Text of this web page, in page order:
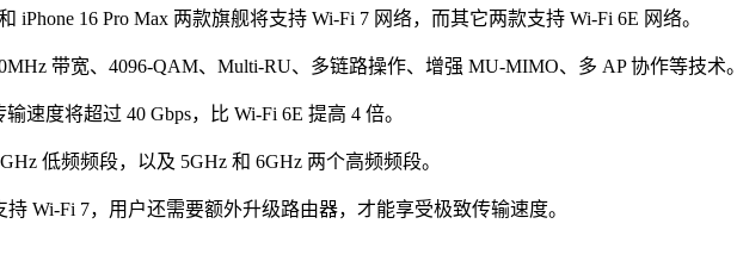
iPhone 16 Pro Max 两款旗舰将支持 Wi-Fi 7 网络，而其它两款支持 Wi-Fi 6E 网络。
带宽、4096-QAM、Multi-RU、多链路操作、增强 MU-MIMO、多 AP 协作等技术。
速度将超过 40 Gbps，比 Wi-Fi 6E 提高 4 倍。
低频频段，以及 5GHz 和 6GHz 两个高频频段。
持 Wi-Fi 7，用户还需要额外升级路由器，才能享受极致传输速度。